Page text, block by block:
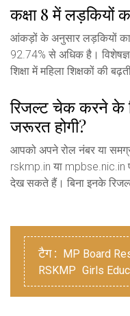
कक्षा 8 में लड़कियों
आंकड़ों के अनुसार लड़कियों
92.74% से अधिक है।
शिक्षा में महिला शिक्षकों की
रिजल्ट चेक करने के
जरूरत होगी?
आपको अपने रोल नंबर या
rskmp.in या mpbse.nic.in
देख सकते हैं। बिना इनके
टैग : MP Board
RSKMP Girls